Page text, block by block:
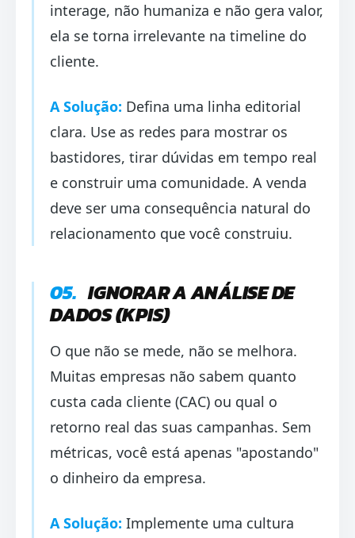
interage, não humaniza e não gera valor,
ela se torna irrelevante na timeline do
cliente.
A Solução: Defina uma linha editorial
clara. Use as redes para mostrar os
bastidores, tirar dúvidas em tempo real
e construir uma comunidade. A venda
deve ser uma consequência natural do
relacionamento que você construiu.
05. IGNORAR A ANÁLISE DE
DADOS (KPIS)
O que não se mede, não se melhora.
Muitas empresas não sabem quanto
custa cada cliente (CAC) ou qual o
retorno real das suas campanhas. Sem
métricas, você está apenas "apostando"
o dinheiro da empresa.
A Solução: Implemente uma cultura